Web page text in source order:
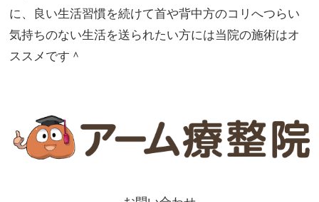
に、良い生活習慣を続けて首や背中方のコリへつらい
気持ちのない生活を送られたい方には当院の施術はオ
ススメです＾